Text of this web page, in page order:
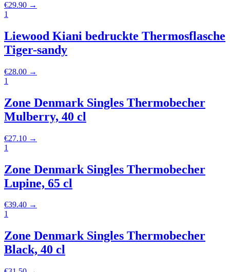
€29.90 →
1
Liewood Kiani bedruckte Thermosflasche
Tiger-sandy
€28.00 →
1
Zone Denmark Singles Thermobecher
Mulberry, 40 cl
€27.10 →
1
Zone Denmark Singles Thermobecher
Lupine, 65 cl
€39.40 →
1
Zone Denmark Singles Thermobecher
Black, 40 cl